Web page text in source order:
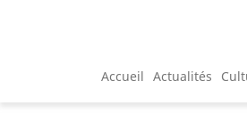
Accueil Actualités